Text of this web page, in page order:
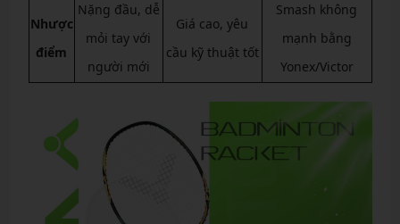
Nhược
điểm
Nặng đầu, dễ
mỏi tay với
người mới
Giá cao, yêu
cầu kỹ thuật tốt
Smash không
mạnh bằng
Yonex/Victor